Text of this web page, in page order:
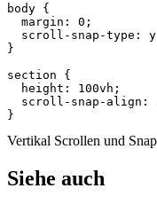
body {
margin : 0 ;
scroll - snap -type : y
}
section
{
height : 100vh ;
scroll - snap - align :
}
Vertikal Scrollen und
Siehe auch